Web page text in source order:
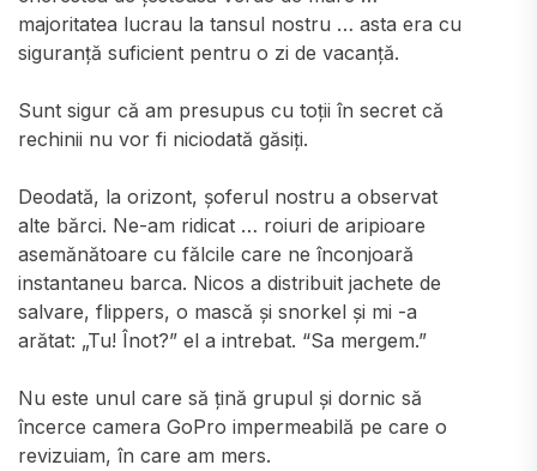
majoritatea lucrau la tansul nostru … asta era cu
siguranță suficient pentru o zi de vacanță.
Sunt sigur că am presupus cu toții în secret că
rechinii nu vor fi niciodată găsiți.
Deodată, la orizont, șoferul nostru a observat
alte bărci. Ne-am ridicat … roiuri de aripioare
asemănătoare cu fălcile care ne înconjoară
instantaneu barca. Nicos a distribuit jachete de
salvare, flippers, o mască și snorkel și mi -a
arătat: „Tu! Înot?” el a intrebat. “Sa mergem.”
Nu este unul care să țină grupul și dornic să
încerce camera GoPro impermeabilă pe care o
revizuiam, în care am mers.